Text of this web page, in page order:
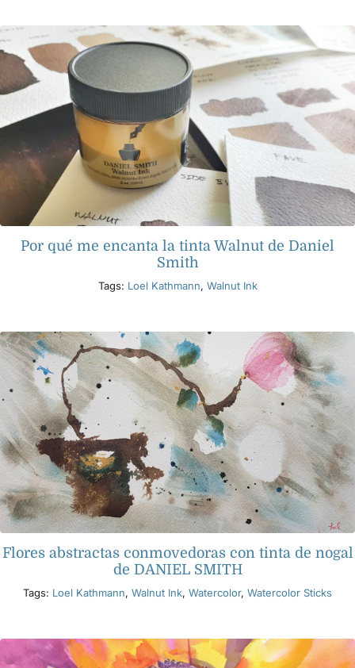
Productos
Eventos
Blog
Recursos
Encuentra un minorista
Suscribir
Por qué me encanta la tinta Walnut de Daniel
Smith
Tags: Loel Kathmann, Walnut Ink
Flores abstractas conmovedoras con tinta de nogal
de DANIEL SMITH
Tags: Loel Kathmann, Walnut Ink, Watercolor, Watercolor Sticks